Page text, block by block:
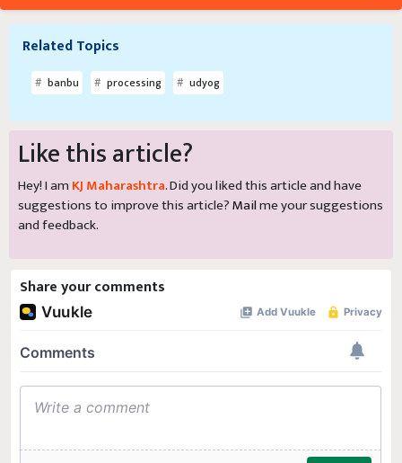
Related Topics
banbu processing udyog
Like this article?
Hey! I am KJ Maharashtra. Did you liked this article and have
suggestions to improve this article?Mailme your suggestions
and feedback.
Share your comments